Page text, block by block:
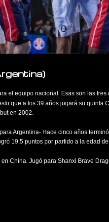
el equipo nacional. Esas son las tres
que a los 39 años jugará su quinta
en 2002.
Argentina- Hace cinco años
19.5 puntos por partido a la edad
China. Jugó para Shanxi Brave